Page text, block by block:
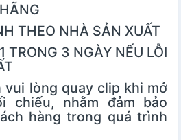
THEO NHÀ SẢN XUẤT
TRONG 3 NGÀY NẾU LỖI
vui lòng quay clip khi mở
chiếu, nhằm đảm bảo
hàng trong quá trình